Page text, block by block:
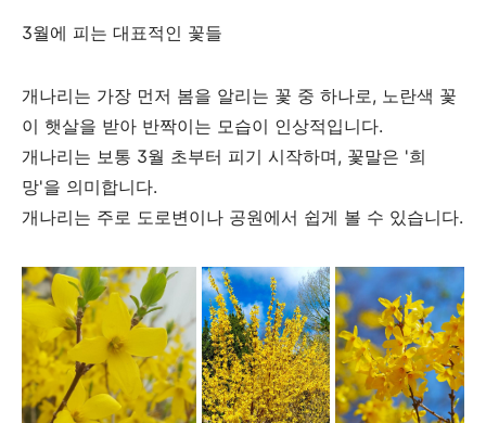
3월에 피는 대표적인 꽃들
개나리는 가장 먼저 봄을 알리는 꽃 중 하나로, 노란색 꽃
이 햇살을 받아 반짝이는 모습이 인상적입니다.
개나리는 보통 3월 초부터 피기 시작하며, 꽃말은 '희
망'을 의미합니다.
개나리는 주로 도로변이나 공원에서 쉽게 볼 수 있습니다.